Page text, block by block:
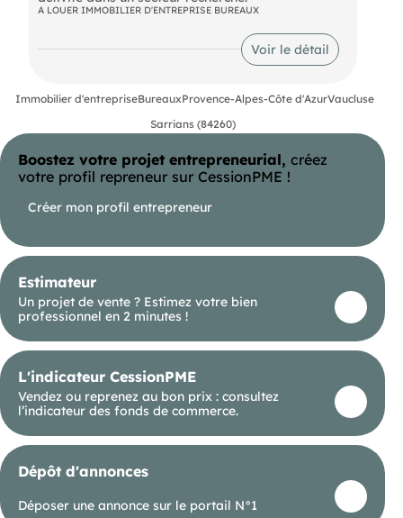
A LOUER IMMOBILIER D'ENTREPRISE BUREAUX
Voir le détail
Immobilier d'entrepriseBureauxProvence-Alpes-Côte d'AzurVaucluse
Sarrians (84260)
Boostez votre projet entrepreneurial, créez
votre profil repreneur sur CessionPME !
Créer mon profil entrepreneur
Estimateur
Un projet de vente ? Estimez votre bien
professionnel en 2 minutes !
L'indicateur CessionPME
Vendez ou reprenez au bon prix : consultez
l’indicateur des fonds de commerce.
Dépôt d'annonces
Déposer une annonce sur le portail N°1